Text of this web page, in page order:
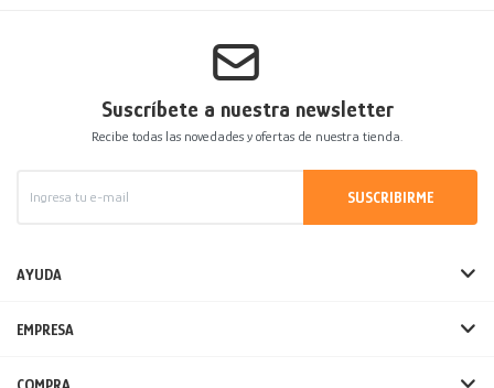
Suscríbete a nuestra newsletter
Recibe todas las novedades y ofertas de nuestra tienda.
SUSCRIBIRME
AYUDA
EMPRESA